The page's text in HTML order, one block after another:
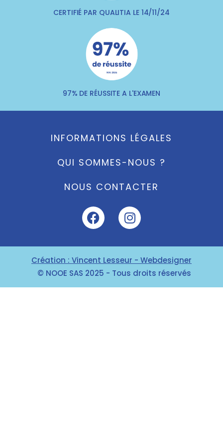
CERTIFIÉ PAR QUALITIA LE 14/11/24
97% DE RÉUSSITE A L'EXAMEN
INFORMATIONS LÉGALES
QUI SOMMES-NOUS ?
NOUS CONTACTER
Création : Vincent Lesseur - Webdesigner
© NOOE SAS 2025 - Tous droits réservés